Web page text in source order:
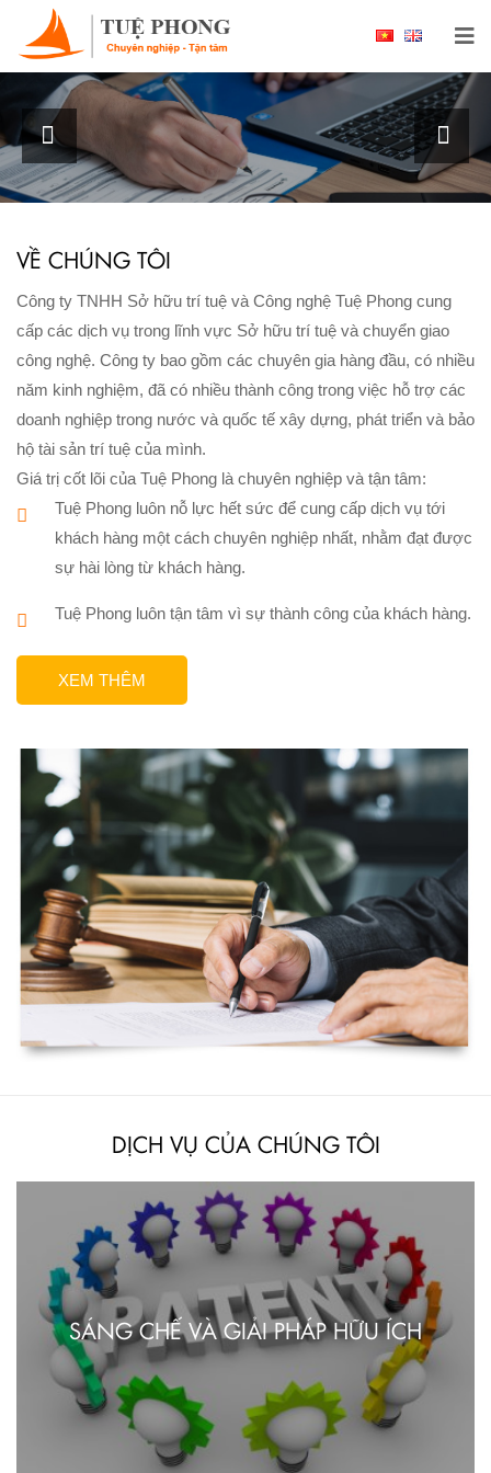
Chào mừng bạn đến với Công ty TNHH Sở hữu
trí tuệ và Công nghệ Tuệ Phong
XEM THÊM
VỀ CHÚNG TÔI
Công ty TNHH Sở hữu trí tuệ và Công nghệ Tuệ Phong cung
cấp các dịch vụ trong lĩnh vực Sở hữu trí tuệ và chuyển giao
công nghệ. Công ty bao gồm các chuyên gia hàng đầu, có nhiều
năm kinh nghiệm, đã có nhiều thành công trong việc hỗ trợ các
doanh nghiệp trong nước và quốc tế xây dựng, phát triển và bảo
hộ tài sản trí tuệ của mình.
Giá trị cốt lõi của Tuệ Phong là chuyên nghiệp và tận tâm:
Tuệ Phong luôn nỗ lực hết sức để cung cấp dịch vụ tới
khách hàng một cách chuyên nghiệp nhất, nhằm đạt được
sự hài lòng từ khách hàng.
Tuệ Phong luôn tận tâm vì sự thành công của khách hàng.
XEM THÊM
DỊCH VỤ CỦA CHÚNG TÔI
SÁNG CHẾ VÀ GIẢI PHÁP HỮU ÍCH